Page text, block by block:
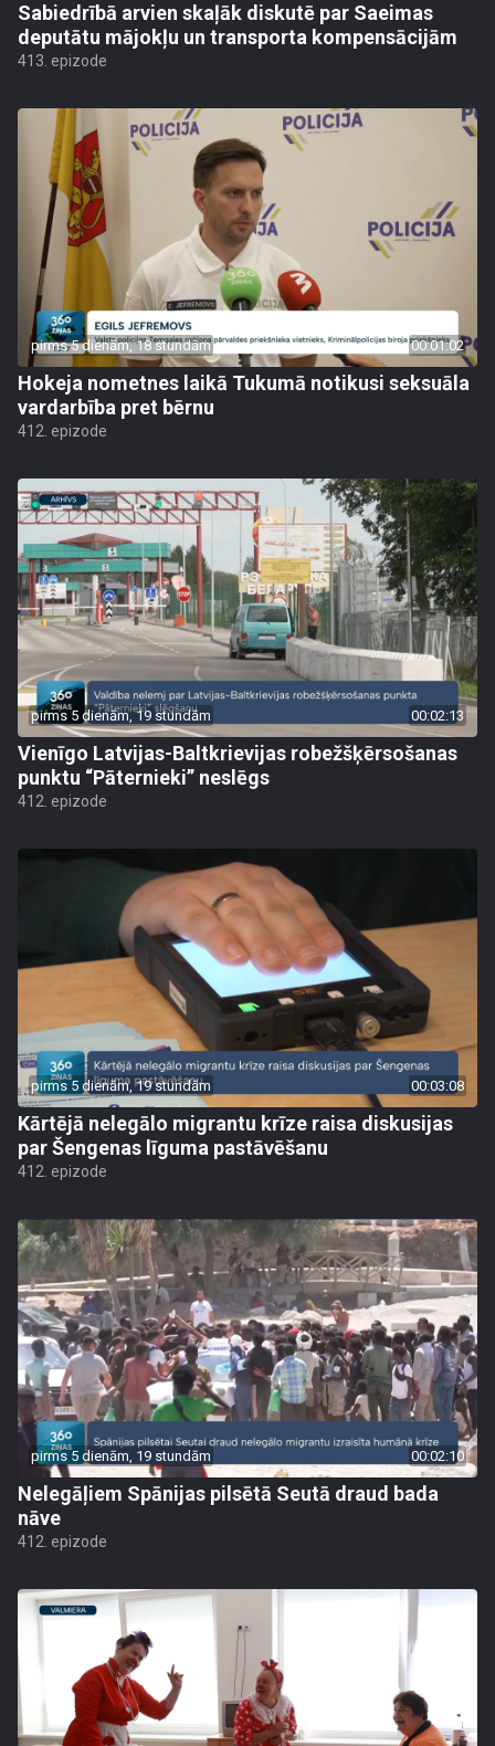
Sabiedrībā arvien skaļāk diskutē par Saeimas
deputātu mājokļu un transporta kompensācijām
413. epizode
pirms 5 dienām, 18 stundām 00:01:02
Hokeja nometnes laikā Tukumā notikusi seksuāla
vardarbība pret bērnu
412. epizode
pirms 5 dienām, 19 stundām 00:02:13
Vienīgo Latvijas-Baltkrievijas robežšķērsošanas
punktu “Pāternieki” neslēgs
412. epizode
pirms 5 dienām, 19 stundām 00:03:08
Kārtējā nelegālo migrantu krīze raisa diskusijas
par Šengenas līguma pastāvēšanu
412. epizode
pirms 5 dienām, 19 stundām 00:02:10
Nelegāļiem Spānijas pilsētā Seutā draud bada
nāve
412. epizode